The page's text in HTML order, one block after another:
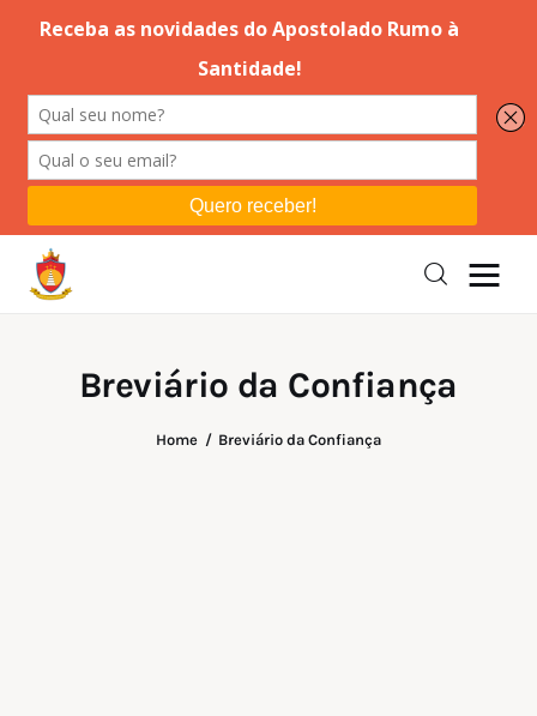
Breviário da Confiança
Home Breviário da Confiança
Editorial
Orações